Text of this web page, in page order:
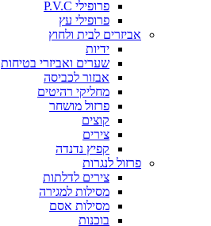
פרופילי P.V.C
פרופילי עץ
אביזרים לבית ולחוץ
ידיות
שערים ואביזרי בטיחות
אבזור לכביסה
מחליקי רהיטים
פרזול מושחר
קוצים
צירים
קפיץ נדנדה
פרזול לנגרות
צירים לדלתות
מסילות למגירה
מסילות אסם
בוכנות